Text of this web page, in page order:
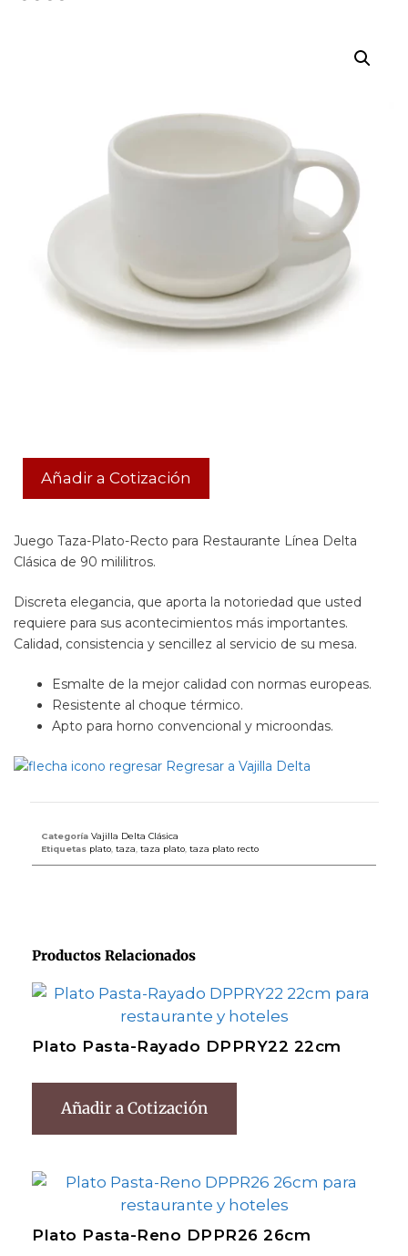
Añadir a Cotización
Juego Taza-Plato-Recto para Restaurante Línea Delta
Clásica de 90 mililitros.
Discreta elegancia, que aporta la notoriedad que usted
requiere para sus acontecimientos más importantes.
Calidad, consistencia y sencillez al servicio de su mesa.
Esmalte de la mejor calidad con normas europeas.
Resistente al choque térmico.
Apto para horno convencional y microondas.
Regresar a Vajilla Delta
Categoría Vajilla Delta Clásica
Etiquetas plato taza taza plato taza plato recto
Productos Relacionados
Plato Pasta-Rayado DPPRY22 22cm
Añadir a Cotización
Plato Pasta-Reno DPPR26 26cm